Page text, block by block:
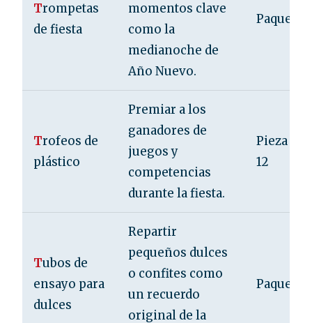
Trompetas
de fiesta
momentos clave
como la
medianoche de
Año Nuevo.
Paquete
Trofeos de
plástico
Premiar a los
ganadores de
juegos y
competencias
durante la fiesta.
Pieza o
12
Tubos de
ensayo para
dulces
Repartir
pequeños dulces
o confites como
un recuerdo
original de la
Paquete